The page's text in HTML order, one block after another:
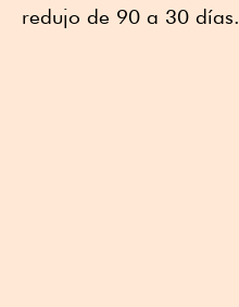
redujo de 90 a 30 días.